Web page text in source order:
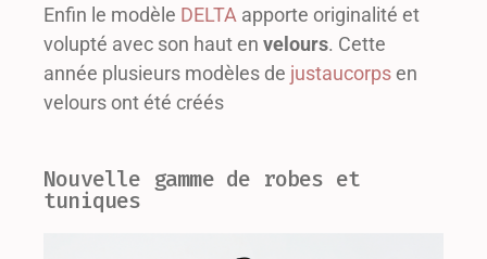
Enfin le modèle DELTA apporte originalité et
volupté avec son haut en velours. Cette
année plusieurs modèles de justaucorpsen
velours ont été créés
Nouvelle gamme de robes et
tuniques